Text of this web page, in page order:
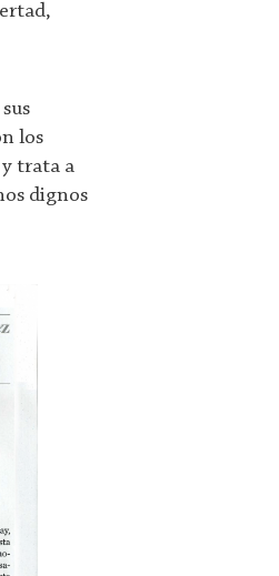
los
trata a
dignos